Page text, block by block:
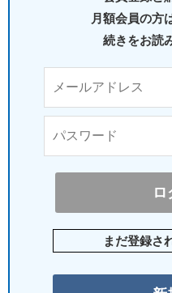
月額会員の方
続きをお読
まだ登録さ